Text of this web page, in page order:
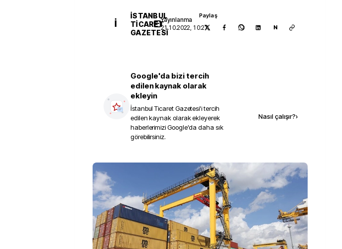
İ
İSTANBUL
TICARET
GAZETESI
Yayınlanma
21.10.2022, 10:27
Paylaş
N
Google'da bizi tercih
edilen kaynak olarak
ekleyin
İstanbul Ticaret Gazetesi'i tercih
edilen kaynak olarak ekleyerek
haberlerimizi Google'da daha sık
görebilirsiniz.
Nasıl çalışır?›